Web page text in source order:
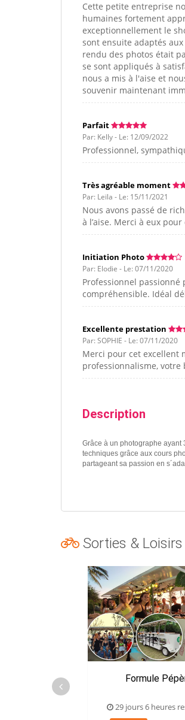
Cette petite entreprise
humaines fortement
exceptionnellement le
sont ensuite adaptés
rendu des photos était
se sont appliqués à
nous a mis à l'aise et
souvenir maintenant
Parfait
Par: Kelly - Le: 12/09/2022
Professionnel,
Très agréable moment
Par: Leïla - Le: 15/11/2021
Nous avons passé de
à l’aise. Merci à eux
Initiation Photo
Par: Elodie - Le: 07/11/2020
Professionnel
compréhensible. Idéal
Excellente prestation
Par: SOPHIE - Le: 07/11/2020
Merci pour cet excellent
professionnalisme,
Description
Grâce à un photographe
techniques grâce aux cours
partageant sa passion en
Sorties & Loisirs
Formule
29 jours 6 heures